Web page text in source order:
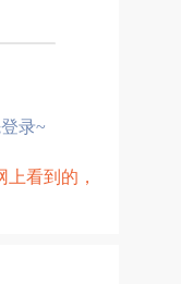
录~
看到的，